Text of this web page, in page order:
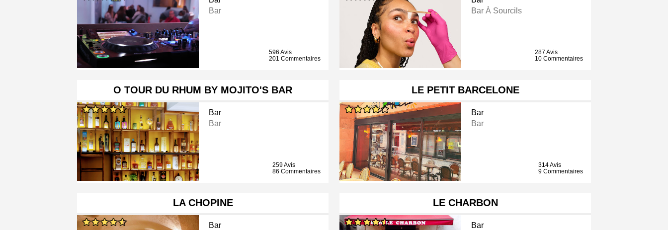
Bar
596 Avis
201 Commentaires
Bar À Sourcils
287 Avis
10 Commentaires
O TOUR DU RHUM BY MOJITO'S BAR
Bar
Bar
259 Avis
86 Commentaires
LE PETIT BARCELONE
Bar
Bar
314 Avis
9 Commentaires
LA CHOPINE
Bar
LE CHARBON
Bar